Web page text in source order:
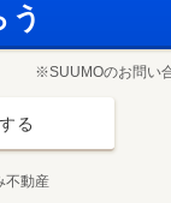
う
※SUUMOのお問い
る
不動産